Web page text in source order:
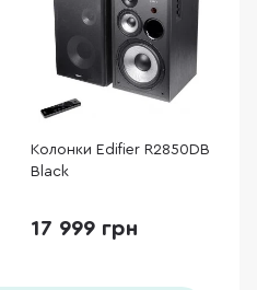
Колонки Edifier R2850DB
Black
17 999 грн